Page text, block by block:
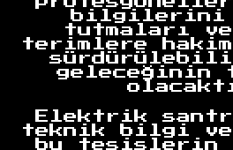
bilgilerini
tutmaları
terimlere
geleceğinin
Elektrik
teknik bilgi
bu tesislerin